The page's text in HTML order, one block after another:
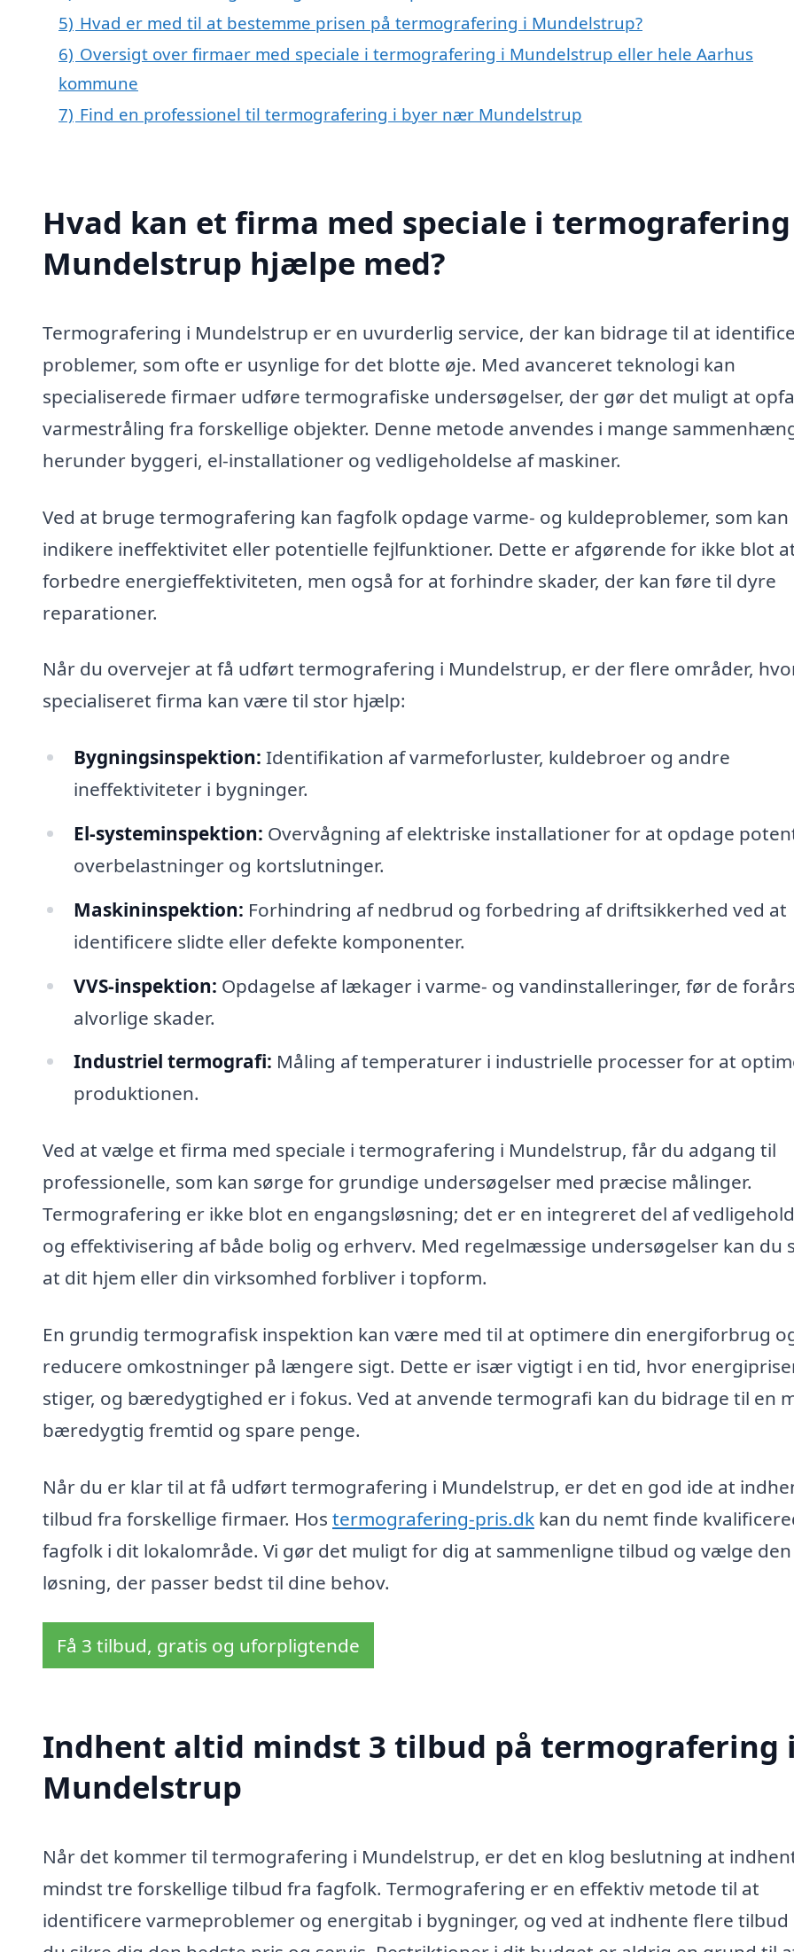
5) Hvad er med til at bestemme prisen på termografering i Mundelstrup?
6) Oversigt over firmaer med speciale i termografering i Mundelstrup eller hele Aarhus
kommune
7) Find en professionel til termografering i byer nær Mundelstrup
Hvad kan et firma med speciale i
Mundelstrup hjælpe med?
Termografering i Mundelstrup er en uvurderlig service, der kan bidrage til at
problemer, som ofte er usynlige for det blotte øje. Med avanceret teknologi kan
specialiserede firmaer udføre termografiske undersøgelser, der gør det muligt at
varmestråling fra forskellige objekter. Denne metode anvendes i mange
herunder byggeri, el-installationer og vedligeholdelse af maskiner.
Ved at bruge termografering kan fagfolk opdage varme- og kuldeproblemer, som kan
indikere ineffektivitet eller potentielle fejlfunktioner. Dette er afgørende for ikke blot
forbedre energieffektiviteten, men også for at forhindre skader, der kan føre til dyre
reparationer.
Når du overvejer at få udført termografering i Mundelstrup, er der flere områder,
specialiseret firma kan være til stor hjælp:
Bygningsinspektion: Identifikation af varmeforluster, kuldebroer og andre
ineffektiviteter i bygninger.
El-systeminspektion: Overvågning af elektriske installationer for at opdage
overbelastninger og kortslutninger.
Maskininspektion: Forhindring af nedbrud og forbedring af driftsikkerhed ved at
identificere slidte eller defekte komponenter.
VVS-inspektion: Opdagelse af lækager i varme- og vandinstalleringer, før de
alvorlige skader.
Industriel termografi: Måling af temperaturer i industrielle processer for at
produktionen.
Ved at vælge et firma med speciale i termografering i Mundelstrup, får du adgang til
professionelle, som kan sørge for grundige undersøgelser med præcise målinger.
Termografering er ikke blot en engangsløsning; det er en integreret del af
og effektivisering af både bolig og erhverv. Med regelmæssige undersøgelser kan du
at dit hjem eller din virksomhed forbliver i topform.
En grundig termografisk inspektion kan være med til at optimere din energiforbrug
reducere omkostninger på længere sigt. Dette er især vigtigt i en tid, hvor
stiger, og bæredygtighed er i fokus. Ved at anvende termografi kan du bidrage til en
bæredygtig fremtid og spare penge.
Når du er klar til at få udført termografering i Mundelstrup, er det en god ide at
tilbud fra forskellige firmaer. Hos termografering-pris.dk kan du nemt finde
fagfolk i dit lokalområde. Vi gør det muligt for dig at sammenligne tilbud og vælge den
løsning, der passer bedst til dine behov.
Få 3 tilbud, gratis og uforpligtende
Indhent altid mindst 3 tilbud på termografering i
Mundelstrup
Når det kommer til termografering i Mundelstrup, er det en klog beslutning at
mindst tre forskellige tilbud fra fagfolk. Termografering er en effektiv metode til at
identificere varmeproblemer og energitab i bygninger, og ved at indhente flere tilbud